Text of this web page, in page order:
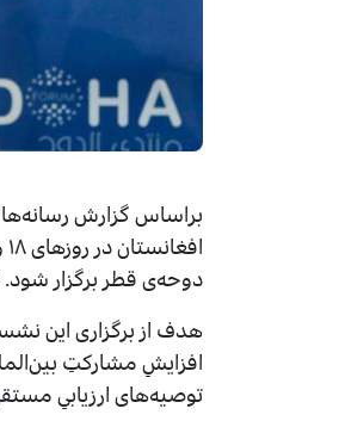
براساس گزارش
دوحه‌ی قطر برگزار
هدف از برگزاری این
افزایشِ مشارکتِ
توصیه‌های ارزیابیِ